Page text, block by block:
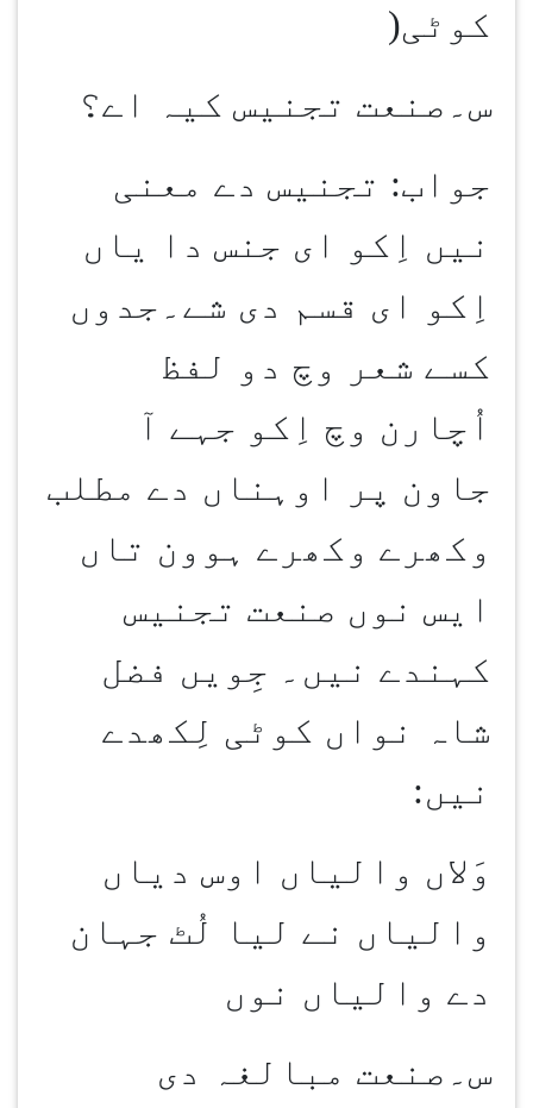
کوٹی)
س۔صنعت تجنیس کیہ اے؟
جواب: تجنیس دے معنی
نیں اِکو ای جنس دا یاں
اِکو ای قسم دی شے۔جدوں
کسے شعر وچ دو لفظ
اُچارن وچ اِکو جہے آ
جاون پر اوہناں دے مطلب
وکھرے وکھرے ہوون تاں
ایس نوں صنعت تجنیس
کہندے نیں۔ جِویں فضل
شاہ نواں کوٹی لِکھدے
نیں:
وَلاں والیاں اوس دیاں
والیاں نے لیا لُٹ جہان
دے والیاں نوں
س۔صنعت مبالغہ دی